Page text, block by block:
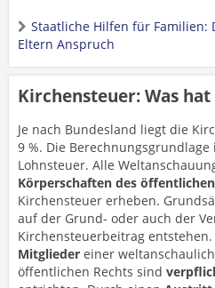
Staatliche Hilfen für
Eltern Anspruch
Kirchensteuer: Was
Je nach Bundesland liegt die
9 %. Die
Lohnsteuer. Alle
Körperschaften des
Kirchensteuer erheben.
auf der Grund- oder auch der
Kirchensteuerbeitrag
Mitglieder einer
öffentlichen Rechts sind